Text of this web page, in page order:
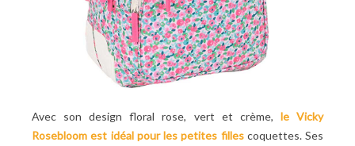
Avec son design floral rose, vert et crème, le Vicky
Rosebloom est idéal pour les petites fillescoquettes. Ses